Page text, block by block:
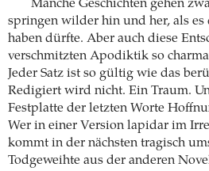
Manche Geschichten gehen
springen wilder hin und her, als
haben dürfte. Aber auch diese
verschmitzten Apodiktik so
Jeder Satz ist so gültig wie das
Redigiert wird nicht. Ein Traum.
Festplatte der letzten Worte
Wer in einer Version lapidar im
kommt in der nächsten tragisch
Todgeweihte aus der anderen